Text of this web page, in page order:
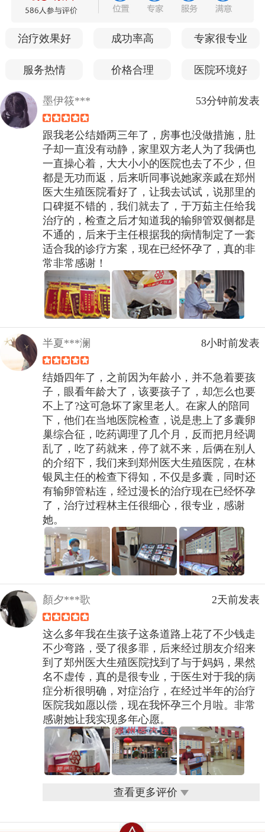
治疗效果好 成功率高 专家很专业
服务热情 价格合理 医院环境好
墨伊筱*** 53分钟前发表
跟我老公结婚两三年了，房事也没做措施，肚
子却一直没有动静，家里双方老人为了我俩也
一直操心着，大大小小的医院也去了不少，但
都是无功而返，后来听同事说她家亲戚在郑州
医大生殖医院看好了，让我去试试，说那里的
口碑挺不错的，我们就去了，于万茹主任给我
治疗的，检查之后才知道我的输卵管双侧都是
不通的，后来于主任根据我的病情制定了一套
适合我的诊疗方案，现在已经怀孕了，真的非
常非常感谢！
半夏***澜 8小时前发表
结婚四年了，之前因为年龄小，并不急着要孩
子，眼看年龄大了，该要孩子了，却怎么也要
不上了?这可急坏了家里老人。在家人的陪同
下，他们在当地医院检查，说是患上了多囊卵
巢综合征，吃药调理了几个月，反而把月经调
乱了，吃了药就来，停了就不来，后俩在别人
的介绍下，我们来到郑州医大生殖医院，在林
银凤主任的检查下得知，不仅是多囊，同时还
有输卵管粘连，经过漫长的治疗现在已经怀孕
了，治疗过程林主任很细心，很专业，感谢
她。
顏夕***歌 2天前发表
这么多年我在生孩子这条道路上花了不少钱走
不少弯路，受了很多罪，后来经过朋友介绍来
到了郑州医大生殖医院找到了与于妈妈，果然
名不虚传，真的是很专业，于医生对于我的病
症分析很明确，对症治疗，在经过半年的治疗
医院我如愿以偿，现在我怀孕三个月啦。非常
感谢她让我实现多年心愿。
查看更多评价